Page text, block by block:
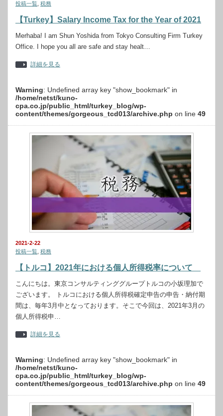
投稿一覧 税務
【Turkey】Salary Income Tax for the Year of 2021
Merhaba! I am Shun Yoshida from Tokyo Consulting Firm Turkey
Office. I hope you all are safe and stay healt…
詳細を見る
Warning: Undefined array key "show_bookmark" in
/home/netst/kuno-
cpa.co.jp/public_html/turkey_blog/wp-
content/themes/gorgeous_tcd013/archive.php on line 49
2021-2-22
投稿一覧 税務
【トルコ】2021年における個人所得税率について
こんにちは。東京コンサルティンググループトルコの小坂理加で
ございます。 トルコにおける個人所得税確定申告の申告・納付期
間は、毎年3月中となっております。そこで今回は、2021年3月の
個人所得税申…
詳細を見る
Warning: Undefined array key "show_bookmark" in
/home/netst/kuno-
cpa.co.jp/public_html/turkey_blog/wp-
content/themes/gorgeous_tcd013/archive.php on line 49